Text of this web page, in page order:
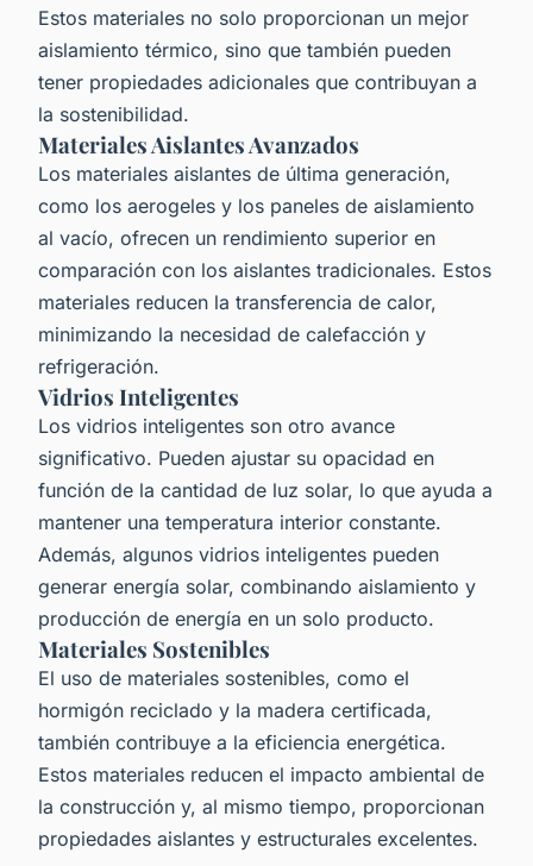
Estos materiales no solo proporcionan un mejor
aislamiento térmico, sino que también pueden
tener propiedades adicionales que contribuyan a
la sostenibilidad.
Materiales Aislantes Avanzados
Los materiales aislantes de última generación,
como los aerogeles y los paneles de aislamiento
al vacío, ofrecen un rendimiento superior en
comparación con los aislantes tradicionales. Estos
materiales reducen la transferencia de calor,
minimizando la necesidad de calefacción y
refrigeración.
Vidrios Inteligentes
Los vidrios inteligentes son otro avance
significativo. Pueden ajustar su opacidad en
función de la cantidad de luz solar, lo que ayuda a
mantener una temperatura interior constante.
Además, algunos vidrios inteligentes pueden
generar energía solar, combinando aislamiento y
producción de energía en un solo producto.
Materiales Sostenibles
El uso de materiales sostenibles, como el
hormigón reciclado y la madera certificada,
también contribuye a la eficiencia energética.
Estos materiales reducen el impacto ambiental de
la construcción y, al mismo tiempo, proporcionan
propiedades aislantes y estructurales excelentes.